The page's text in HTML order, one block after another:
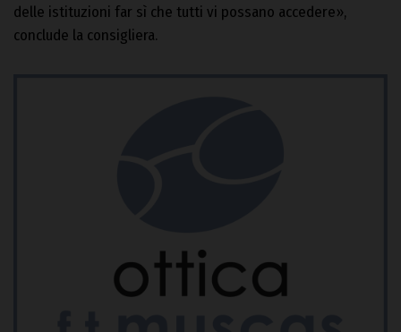
delle istituzioni far sì che tutti vi possano accedere»,
conclude la consigliera.